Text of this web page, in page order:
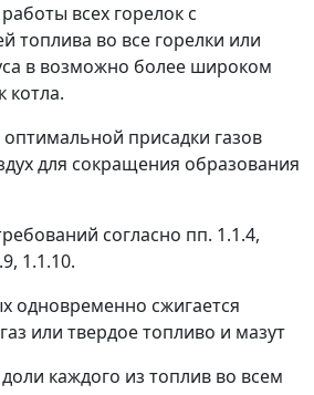
всех горелок с
топлива во все горелки или
в возможно более широком
котла.
присадки газов
для сокращения образования
согласно пп. 1.1.4,
1.1.10.
одновременно сжигается
или твердое топливо и мазут
каждого из топлив во всем